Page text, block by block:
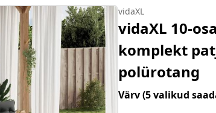
vidaXL
vidaXL 10-
komplekt
polürotang
Värv(5 valikud